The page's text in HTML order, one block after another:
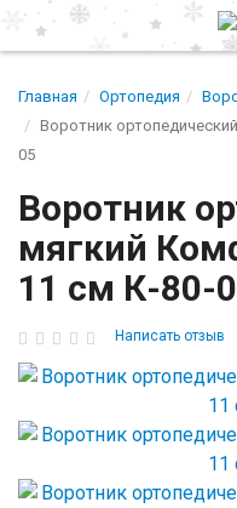
Главная Ортопедия
Воротник
05
Воротник
мягкий
11 см К-80-
Написать отзыв